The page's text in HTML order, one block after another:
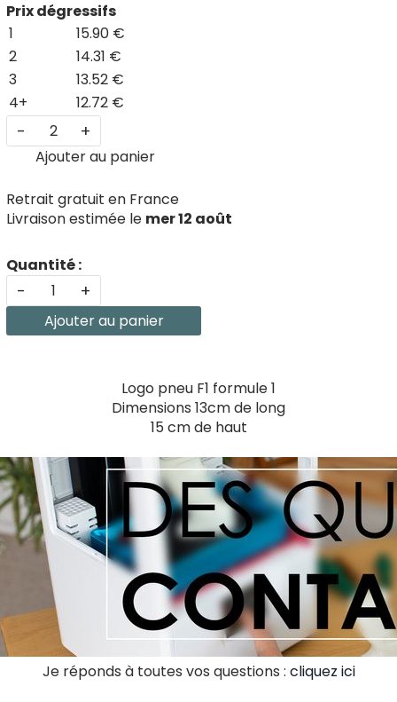
Prix dégressifs
1
15.90 €
2
14.31 €
3
13.52 €
4+
12.72 €
- +
Ajouter au panier
Retrait gratuit en France
Livraison estimée le mer 12 août
Quantité :
- +
Ajouter au panier
Logo pneu F1 formule 1
Dimensions 13cm de long
15 cm de haut
Je réponds à toutes vos questions : cliquez ici